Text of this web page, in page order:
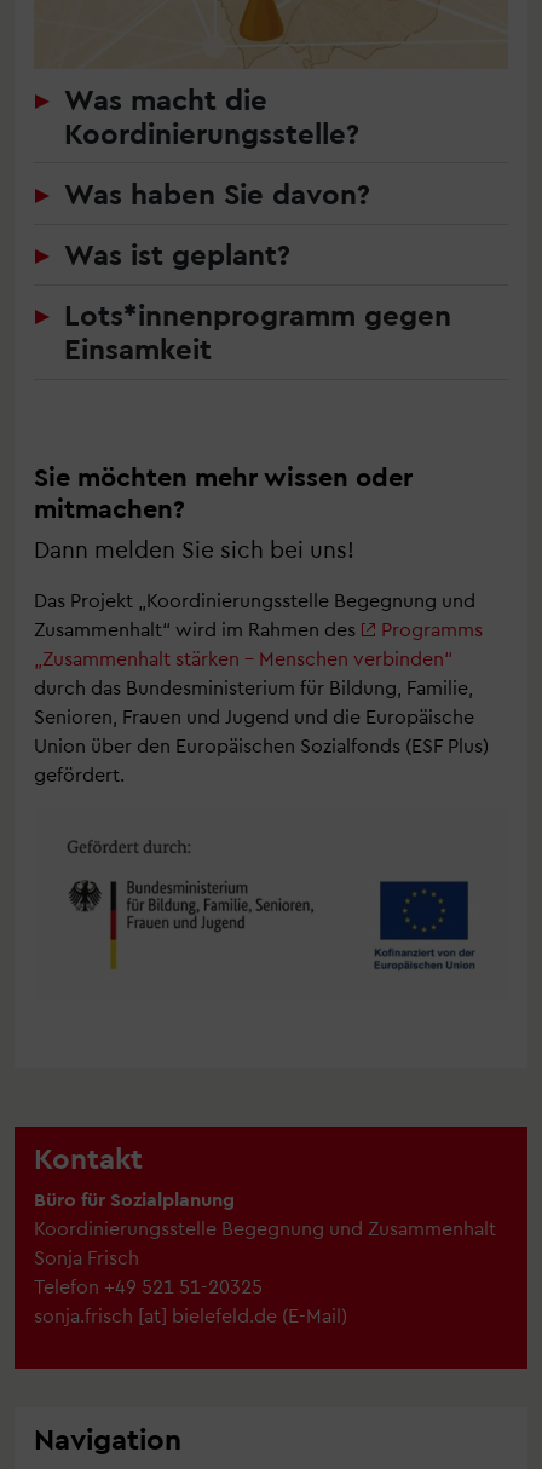
Was macht die
Koordinierungsstelle?
Was haben Sie davon?
Was ist geplant?
Lots*innenprogramm gegen
Einsamkeit
Sie möchten mehr wissen oder
mitmachen?
Dann melden Sie sich bei uns!
Das Projekt „Koordinierungsstelle Begegnung und
Zusammenhalt“ wird im Rahmen des
Programms
„Zusammenhalt stärken – Menschen verbinden“
durch das Bundesministerium für Bildung, Familie,
Senioren, Frauen und Jugend und die Europäische
Union über den Europäischen Sozialfonds (ESF Plus)
gefördert.
Kontakt
Büro für Sozialplanung
Koordinierungsstelle Begegnung und Zusammenhalt
Sonja Frisch
Telefon +49 521 51-20325
sonja.frisch [at] bielefeld.de (E-Mail)
Navigation